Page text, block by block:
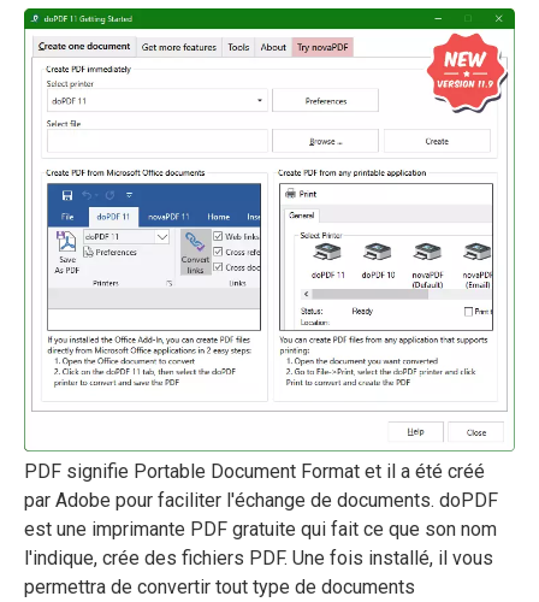
PDF signifie Portable Document Format et il a été créé
par Adobe pour faciliter l'échange de documents. doPDF
est une imprimante PDF gratuite qui fait ce que son nom
l'indique, crée des fichiers PDF. Une fois installé, il vous
permettra de convertir tout type de documents